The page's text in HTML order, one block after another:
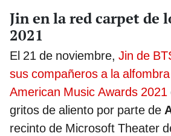
Jin en la red carpet de
2021
El 21 de noviembre, Jin de
sus compañeros a la
American Music Awards 2021
gritos de aliento por parte de
recinto de Microsoft Theater